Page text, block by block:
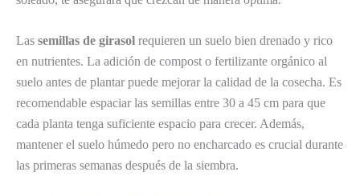
Las semillas de girasol requieren un suelo bien drenado y rico
en nutrientes. La adición de compost o fertilizante orgánico al
suelo antes de plantar puede mejorar la calidad de la cosecha. Es
recomendable espaciar las semillas entre 30 a 45 cm para que
cada planta tenga suficiente espacio para crecer. Además,
mantener el suelo húmedo pero no encharcado es crucial durante
las primeras semanas después de la siembra.